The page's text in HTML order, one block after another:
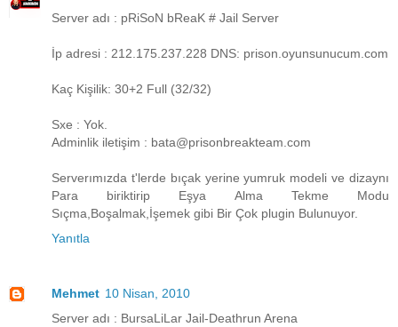
Server adı : pRiSoN bReaK # Jail Server
İp adresi : 212.175.237.228 DNS: prison.oyunsunucum.com
Kaç Kişilik: 30+2 Full (32/32)
Sxe : Yok.
Adminlik iletişim : bata@prisonbreakteam.com
Serverımızda t'lerde bıçak yerine yumruk modeli ve dizaynı
Para biriktirip Eşya Alma Tekme Modu
Sıçma,Boşalmak,İşemek gibi Bir Çok plugin Bulunuyor.
Yanıtla
Mehmet 10 Nisan, 2010
Server adı : BursaLiLar Jail-Deathrun Arena